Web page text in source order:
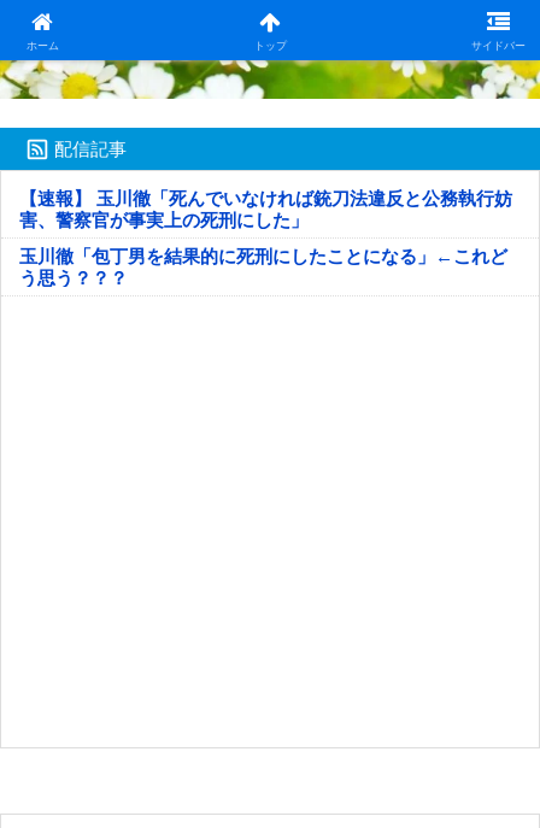
ホーム トップ サイドバー
日本第一！ニュース録
配信記事
【速報】 玉川徹「死んでいなければ銃刀法違反と公務執行妨
害、警察官が事実上の死刑にした」
玉川徹「包丁男を結果的に死刑にしたことになる」←これど
う思う？？？